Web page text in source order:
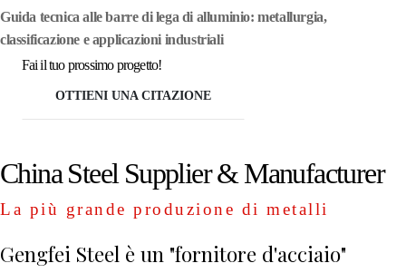
Guida tecnica alle barre di lega di alluminio: metallurgia,
classificazione e applicazioni industriali
Fai il tuo prossimo progetto!
OTTIENI UNA CITAZIONE
China Steel Supplier & Manufacturer
La più grande produzione di metalli
Gengfei Steel è un "fornitore d'acciaio"